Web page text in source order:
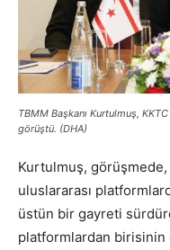
TBMM Başkanı Kurtulmuş,
görüştü. (DHA)
Kurtulmuş,
uluslararası
üstün bir gayreti
platformlardan birisinin